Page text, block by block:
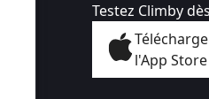
Testez Climby
l'App Store